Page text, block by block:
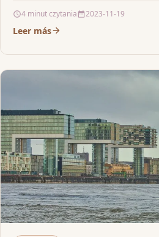
4 minut czytania 2023-11-19
Leer más